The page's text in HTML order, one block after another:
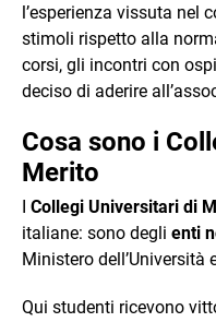
l’esperienza vissuta nel
stimoli rispetto alla
corsi, gli incontri con
deciso di aderire
Cosa sono i
Merito
I Collegi Universitari di
italiane: sono degli enti
Ministero dell’Università
Qui studenti ricevono